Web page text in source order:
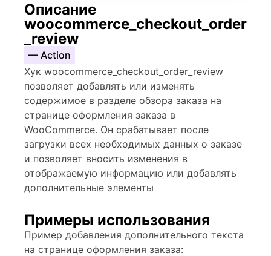
Описание
woocommerce_checkout_order
_review
— Action
Хук woocommerce_checkout_order_review
позволяет добавлять или изменять
содержимое в разделе обзора заказа на
странице оформления заказа в
WooCommerce. Он срабатывает после
загрузки всех необходимых данных о заказе
и позволяет вносить изменения в
отображаемую информацию или добавлять
дополнительные элементы
Примеры использования
Пример добавления дополнительного текста
на странице оформления заказа: